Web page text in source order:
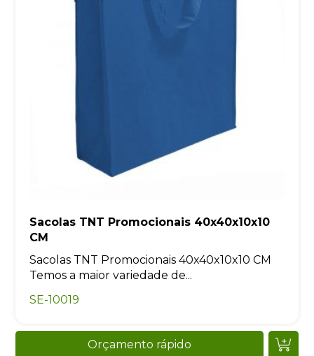
Sacolas TNT Promocionais 40x40x10x10
CM
Sacolas TNT Promocionais 40x40x10x10 CM
Temos a maior variedade de...
SE-10019
Orçamento rápido